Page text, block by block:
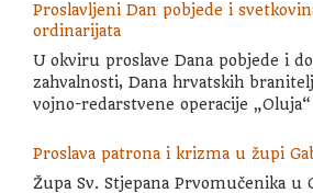
Proslavljeni Dan pobjede i
ordinarijata
U okviru proslave Dana pobjede i
zahvalnosti, Dana hrvatskih
vojno-redarstvene operacije
Proslava patrona i krizma u župi
Župa Sv. Stjepana Prvomučenika u